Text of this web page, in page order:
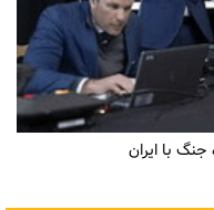
جنگ با ایران